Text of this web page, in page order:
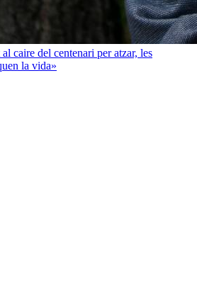
caire del centenari per atzar, les
la vida»